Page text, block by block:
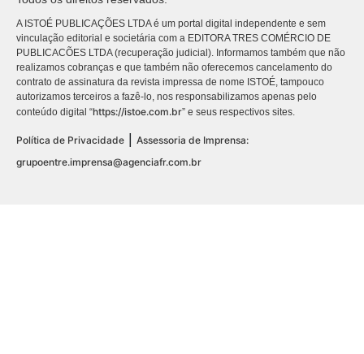
A ISTOÉ PUBLICAÇÕES LTDA é um portal digital independente e sem
vinculação editorial e societária com a EDITORA TRES COMÉRCIO DE
PUBLICACÕES LTDA (recuperação judicial). Informamos também que não
realizamos cobranças e que também não oferecemos cancelamento do
contrato de assinatura da revista impressa de nome ISTOÉ, tampouco
autorizamos terceiros a fazê-lo, nos responsabilizamos apenas pelo
conteúdo digital “https://istoe.com.br” e seus respectivos sites.
Política de Privacidade | Assessoria de Imprensa:
grupoentre.imprensa@agenciafr.com.br